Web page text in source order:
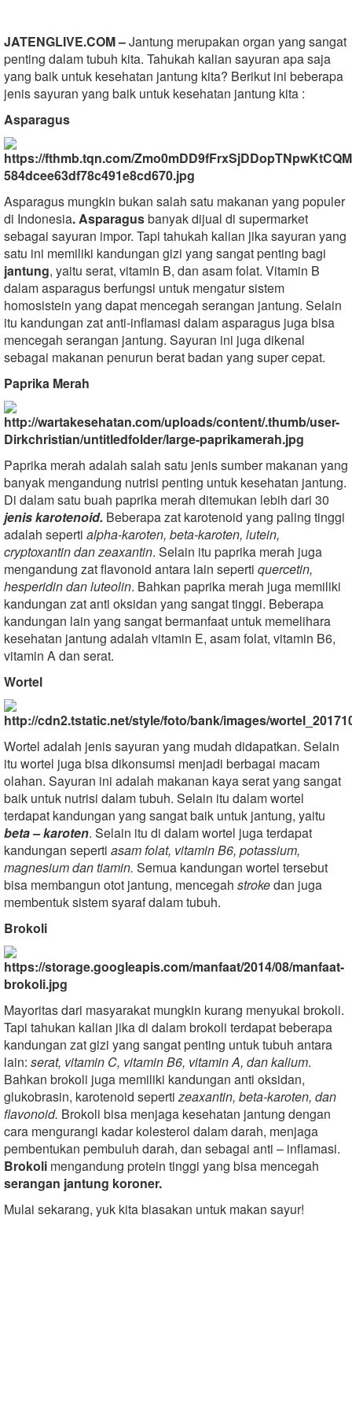
JATENGLIVE.COM –Jantung merupakan organ yang sangat
penting dalam tubuh kita. Tahukah kalian sayuran apa saja
yang baik untuk kesehatan jantung kita? Berikut ini beberapa
jenis sayuran yang baik untuk kesehatan jantung kita :
Asparagus
Asparagus mungkin bukan salah satu makanan yang populer
di Indonesia. Asparagusbanyak dijual di supermarket
sebagai sayuran impor. Tapi tahukah kalian jika sayuran yang
satu ini memiliki kandungan gizi yang sangat penting bagi
jantung, yaitu serat, vitamin B, dan asam folat. Vitamin B
dalam asparagus berfungsi untuk mengatur sistem
homosistein yang dapat mencegah serangan jantung. Selain
itu kandungan zat anti-inflamasi dalam asparagus juga bisa
mencegah serangan jantung. Sayuran ini juga dikenal
sebagai makanan penurun berat badan yang super cepat.
Paprika Merah
Paprika merah adalah salah satu jenis sumber makanan yang
banyak mengandung nutrisi penting untuk kesehatan jantung.
Di dalam satu buah paprika merah ditemukan lebih dari 30
jenis karotenoid. Beberapa zat karotenoid yang paling tinggi
adalah seperti alpha-karoten, beta-karoten, lutein,
cryptoxantin dan zeaxantin. Selain itu paprika merah juga
mengandung zat flavonoid antara lain seperti quercetin,
hesperidin dan luteolin. Bahkan paprika merah juga memiliki
kandungan zat anti oksidan yang sangat tinggi. Beberapa
kandungan lain yang sangat bermanfaat untuk memelihara
kesehatan jantung adalah vitamin E, asam folat, vitamin B6,
vitamin A dan serat.
Wortel
Wortel adalah jenis sayuran yang mudah didapatkan. Selain
itu wortel juga bisa dikonsumsi menjadi berbagai macam
olahan. Sayuran ini adalah makanan kaya serat yang sangat
baik untuk nutrisi dalam tubuh. Selain itu dalam wortel
terdapat kandungan yang sangat baik untuk jantung, yaitu
beta – karoten. Selain itu di dalam wortel juga terdapat
kandungan seperti asam folat, vitamin B6, potassium,
magnesium dan tiamin. Semua kandungan wortel tersebut
bisa membangun otot jantung, mencegah strokedan juga
membentuk sistem syaraf dalam tubuh.
Brokoli
Mayoritas dari masyarakat mungkin kurang menyukai brokoli.
Tapi tahukan kalian jika di dalam brokoli terdapat beberapa
kandungan zat gizi yang sangat penting untuk tubuh antara
lain: serat, vitamin C, vitamin B6, vitamin A, dan kalium.
Bahkan brokoli juga memiliki kandungan anti oksidan,
glukobrasin, karotenoid sepertizeaxantin, beta-karoten, dan
flavonoid. Brokoli bisa menjaga kesehatan jantung dengan
cara mengurangi kadar kolesterol dalam darah, menjaga
pembentukan pembuluh darah, dan sebagai anti – inflamasi.
Brokoli mengandung protein tinggi yang bisa mencegah
serangan jantung koroner.
Mulai sekarang, yuk kita biasakan untuk makan sayur!